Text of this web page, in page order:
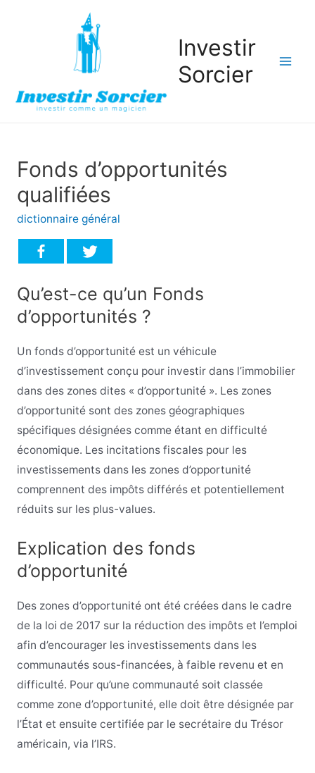
Investir
Sorcier
Fonds d’opportunités
qualifiées
dictionnaire général
Qu’est-ce qu’un Fonds
d’opportunités ?
Un fonds d’opportunité est un véhicule
d’investissement conçu pour investir dans l’immobilier
dans des zones dites « d’opportunité ». Les zones
d’opportunité sont des zones géographiques
spécifiques désignées comme étant en difficulté
économique. Les incitations fiscales pour les
investissements dans les zones d’opportunité
comprennent des impôts différés et potentiellement
réduits sur les plus-values.
Explication des fonds
d’opportunité
Des zones d’opportunité ont été créées dans le cadre
de la loi de 2017 sur la réduction des impôts et l’emploi
afin d’encourager les investissements dans les
communautés sous-financées, à faible revenu et en
difficulté. Pour qu’une communauté soit classée
comme zone d’opportunité, elle doit être désignée par
l’État et ensuite certifiée par le secrétaire du Trésor
américain, via l’IRS.